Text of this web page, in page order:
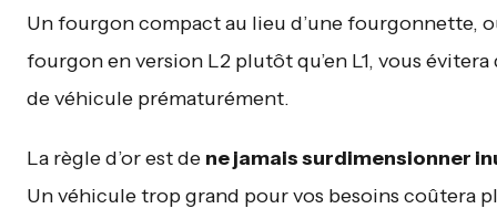
Un fourgon compact au lieu d’une fourgonnette,
fourgon en version L2 plutôt qu’en L1, vous évitera
de véhicule prématurément.
La règle d’or est de ne jamais surdimensionner
Un véhicule trop grand pour vos besoins coûtera